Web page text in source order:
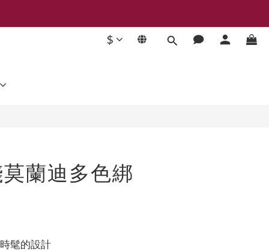
$
蘭迪多色綁
髦的設計
立即購買